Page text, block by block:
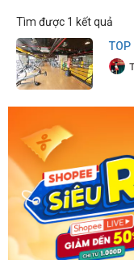
Tìm được 1 kết quả